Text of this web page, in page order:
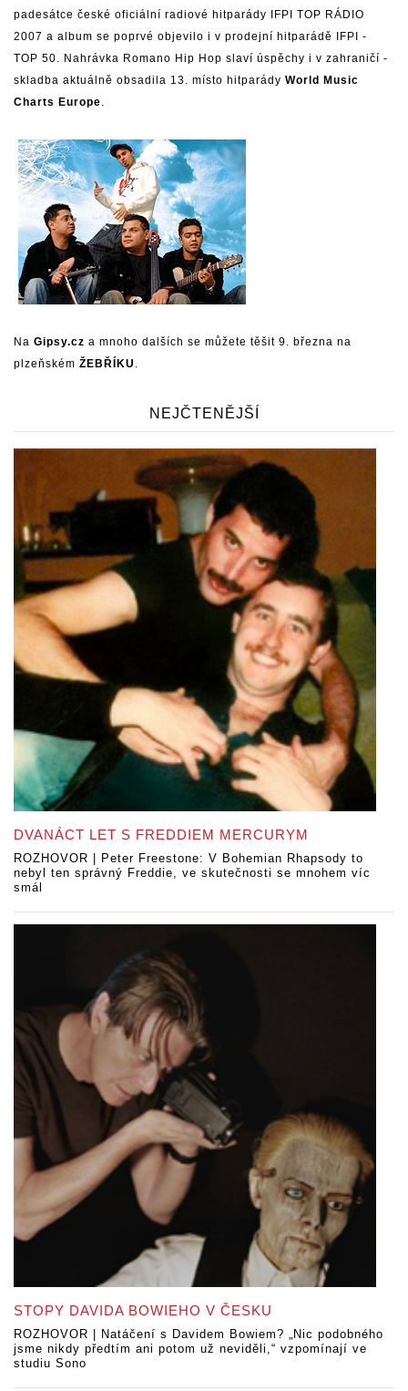
padesátce české oficiální radiové hitparády IFPI TOP RÁDIO
2007 a album se poprvé objevilo i v prodejní hitparádě IFPI -
TOP 50. Nahrávka Romano Hip Hop slaví úspěchy i v zahraničí -
skladba aktuálně obsadila 13. místo hitparády World Music
Charts Europe.
Na Gipsy.cz a mnoho dalších se můžete těšit 9. března na
plzeňském ŽEBŘÍKU .
NEJČTENĚJŠÍ
DVANÁCT LET S FREDDIEM MERCURYM
ROZHOVOR | Peter Freestone: V Bohemian Rhapsody to
nebyl ten správný Freddie, ve skutečnosti se mnohem víc
smál
STOPY DAVIDA BOWIEHO V ČESKU
ROZHOVOR | Natáčení s Davidem Bowiem? „Nic podobného
jsme nikdy předtím ani potom už neviděli,“ vzpomínají ve
studiu Sono